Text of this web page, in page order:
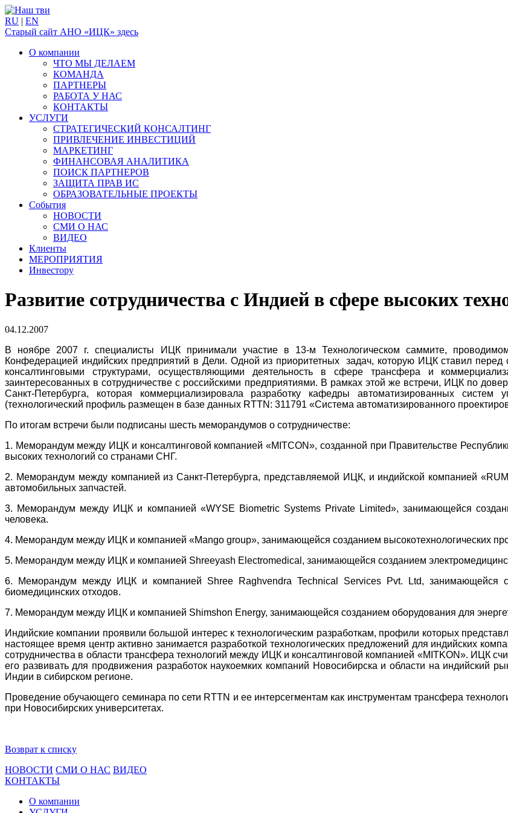
RU | EN
Старый сайт АНО «ИЦК» здесь
О компании
ЧТО МЫ ДЕЛАЕМ
КОМАНДА
ПАРТНЕРЫ
РАБОТА У НАС
КОНТАКТЫ
УСЛУГИ
СТРАТЕГИЧЕСКИЙ КОНСАЛТИНГ
ПРИВЛЕЧЕНИЕ ИНВЕСТИЦИЙ
МАРКЕТИНГ
ФИНАНСОВАЯ АНАЛИТИКА
ПОИСК ПАРТНЕРОВ
ЗАЩИТА ПРАВ ИС
ОБРАЗОВАТЕЛЬНЫЕ ПРОЕКТЫ
События
НОВОСТИ
СМИ О НАС
ВИДЕО
Клиенты
МЕРОПРИЯТИЯ
Инвестору
Развитие сотрудничества с Индией в сфере высоких
04.12.2007
В ноябре 2007 г. специалисты ИЦК принимали участие в 13-м Технологическом саммите,
Конфедерацией индийских предприятий в Дели. Одной из приоритетных задач, которую ИЦК ставил
консалтинговыми структурами, осуществляющими деятельность в сфере трансфера и
заинтересованных в сотрудничестве с российскими предприятиями. В рамках этой же встречи, ИЦК по
Санкт-Петербурга, которая коммерциализировала разработку кафедры автоматизированных
(технологический профиль размещен в базе данных RTTN: 311791 «Система автоматизированного
По итогам встречи были подписаны шесть меморандумов о сотрудничестве:
1. Меморандум между ИЦК и консалтинговой компанией «MITCON», созданной при Правительстве
высоких технологий со странами СНГ.
2. Меморандум между компанией из Санкт-Петербурга, представляемой ИЦК, и индийской компанией
автомобильных запчастей.
3. Меморандум между ИЦК и компанией «WYSE Biometric Systems Private Limited», занимающейся
человека.
4. Меморандум между ИЦК и компанией «Mango group», занимающейся созданием высокотехнологических
5. Меморандум между ИЦК и компанией Shreeyash Electromedical, занимающейся созданием
6. Меморандум между ИЦК и компанией Shree Raghvendra Technical Services Pvt. Ltd, занимающейся
биомедицинских отходов.
7. Меморандум между ИЦК и компанией Shimshon Energy, занимающейся созданием оборудования для
Индийские компании проявили большой интерес к технологическим разработкам, профили которых
настоящее время центр активно занимается разработкой технологических предложений для индийских
сотрудничества в области трансфера технологий между ИЦК и консалтинговой компанией «MITKON». ИЦК
его развивать для продвижения разработок наукоемких компаний Новосибирска и области на индийский
Индии в сибирском регионе.
Проведение обучающего семинара по сети RTTN и ее интерсегментам как инструментам трансфера
при Новосибирских университетах.
Возврат к списку
НОВОСТИ СМИ О НАС ВИДЕО
КОНТАКТЫ
О компании